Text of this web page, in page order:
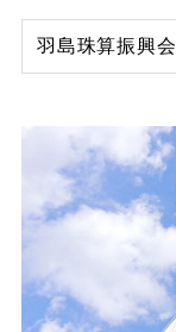
羽島珠算振興会